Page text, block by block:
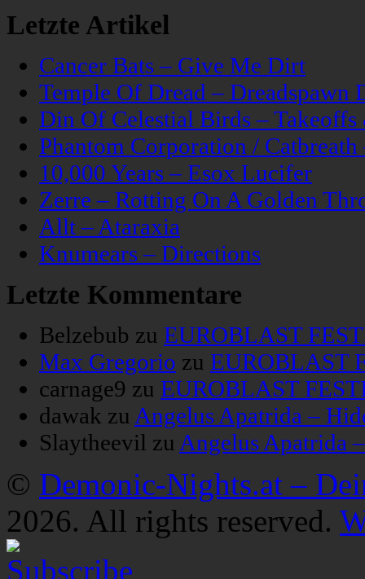
Letzte Artikel
Cancer Bats – Give Me Dirt
Temple Of Dread – Dreadspawn
Din Of Celestial Birds –
Phantom Corporation /
10,000 Years – Esox Lucifer
Zerre – Rotting On A Golden
Allt – Ataraxia
Knumears – Directions
Letzte Kommentare
Belzebub zu EUROBLAST
Max Gregorio zu EUROBLAST
carnage9 zu EUROBLAST
dawak zu Angelus Apatrida –
Slaytheevil zu Angelus Apatrida
© Demonic-Nights.at –
2026. All rights reserved.